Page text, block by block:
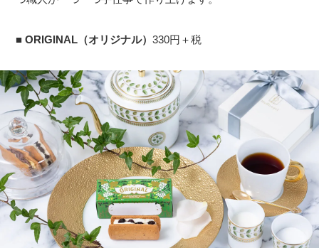
■ORIGINAL（オリジナル）330円＋税